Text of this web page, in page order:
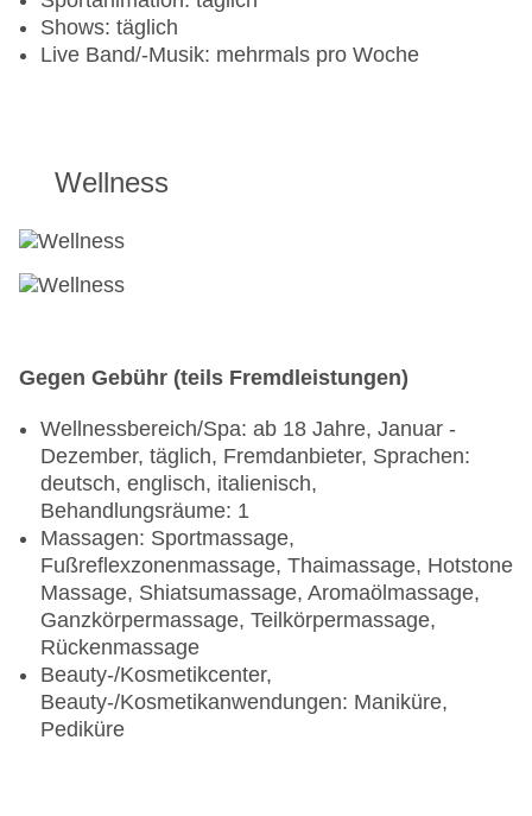
Shows: täglich
Live Band/-Musik: mehrmals pro Woche
Wellness
Gegen Gebühr (teils Fremdleistungen)
Wellnessbereich/Spa: ab 18 Jahre, Januar -
Dezember, täglich, Fremdanbieter, Sprachen:
deutsch, englisch, italienisch,
Behandlungsräume: 1
Massagen: Sportmassage,
Fußreflexzonenmassage, Thaimassage, Hotstone
Massage, Shiatsumassage, Aromaölmassage,
Ganzkörpermassage, Teilkörpermassage,
Rückenmassage
Beauty-/Kosmetikcenter,
Beauty-/Kosmetikanwendungen: Maniküre,
Pediküre